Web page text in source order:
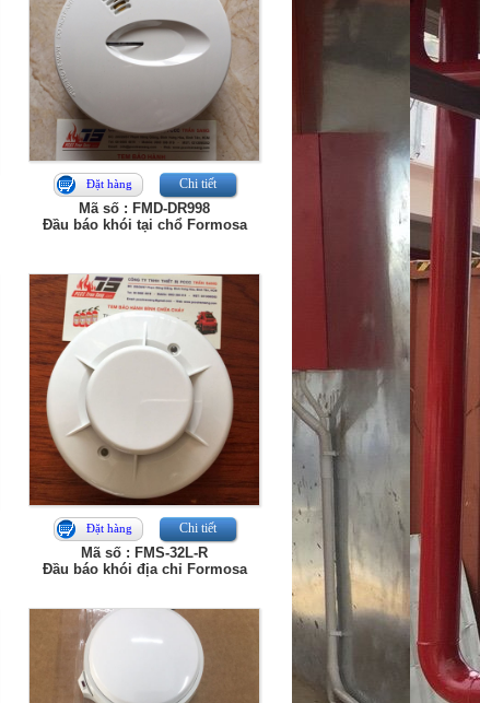
Đặt hàng Chi tiết
Mã số : FMD-DR998
Đầu báo khói tại chổ Formosa
Đặt hàng Chi tiết
Mã số : FMS-32L-R
Đầu báo khói địa chỉ Formosa